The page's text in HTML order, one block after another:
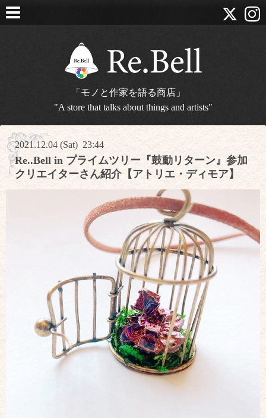
「モノと作家を語る商店」
"A store that talks about things and artists"
2021.12.04 (Sat) 23:44
Re..Bell in プライムツリー『鼓動リターン』参加
クリエイターさん紹介【アトリエ・ディモア】